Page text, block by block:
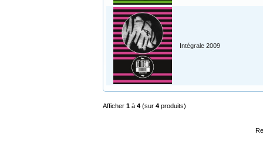
Intégrale 2009
Afficher 1 à 4 (sur 4 produits)